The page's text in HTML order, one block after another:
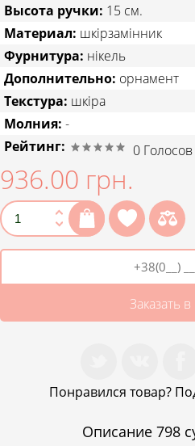
Высота ручки: 15 см.
Материал: шкірзамінник
Фурнитура: нікель
Дополнительно: орнамент
Текстура: шкіра
Молния: -
Рейтинг:
0 Голосов
936.00 грн.
Заказать
Понравился товар?
Описание 798